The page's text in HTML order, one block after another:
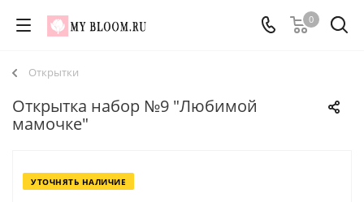
0
Открытки
Открытка набор №9 "Любимой
мамочке"
УТОЧНЯТЬ НАЛИЧИЕ